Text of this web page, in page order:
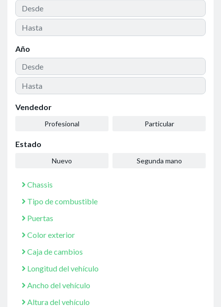
Año
Vendedor
Profesional Particular
Estado
Nuevo Segunda mano
Chassis
Tipo de combustible
Puertas
Color exterior
Caja de cambios
Longitud del vehículo
Ancho del vehículo
Altura del vehículo